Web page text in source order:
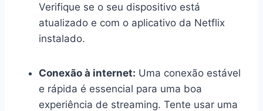
Verifique se o seu dispositivo está
atualizado e com o aplicativo da Netflix
instalado.
Conexão à internet: Uma conexão estável
e rápida é essencial para uma boa
experiência de streaming. Tente usar uma